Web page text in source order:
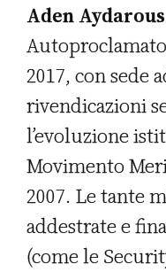
Aden
2017, con sede
rivendicazioni
l’evoluzione
Movimento
2007. Le tante
addestrate e
(come le